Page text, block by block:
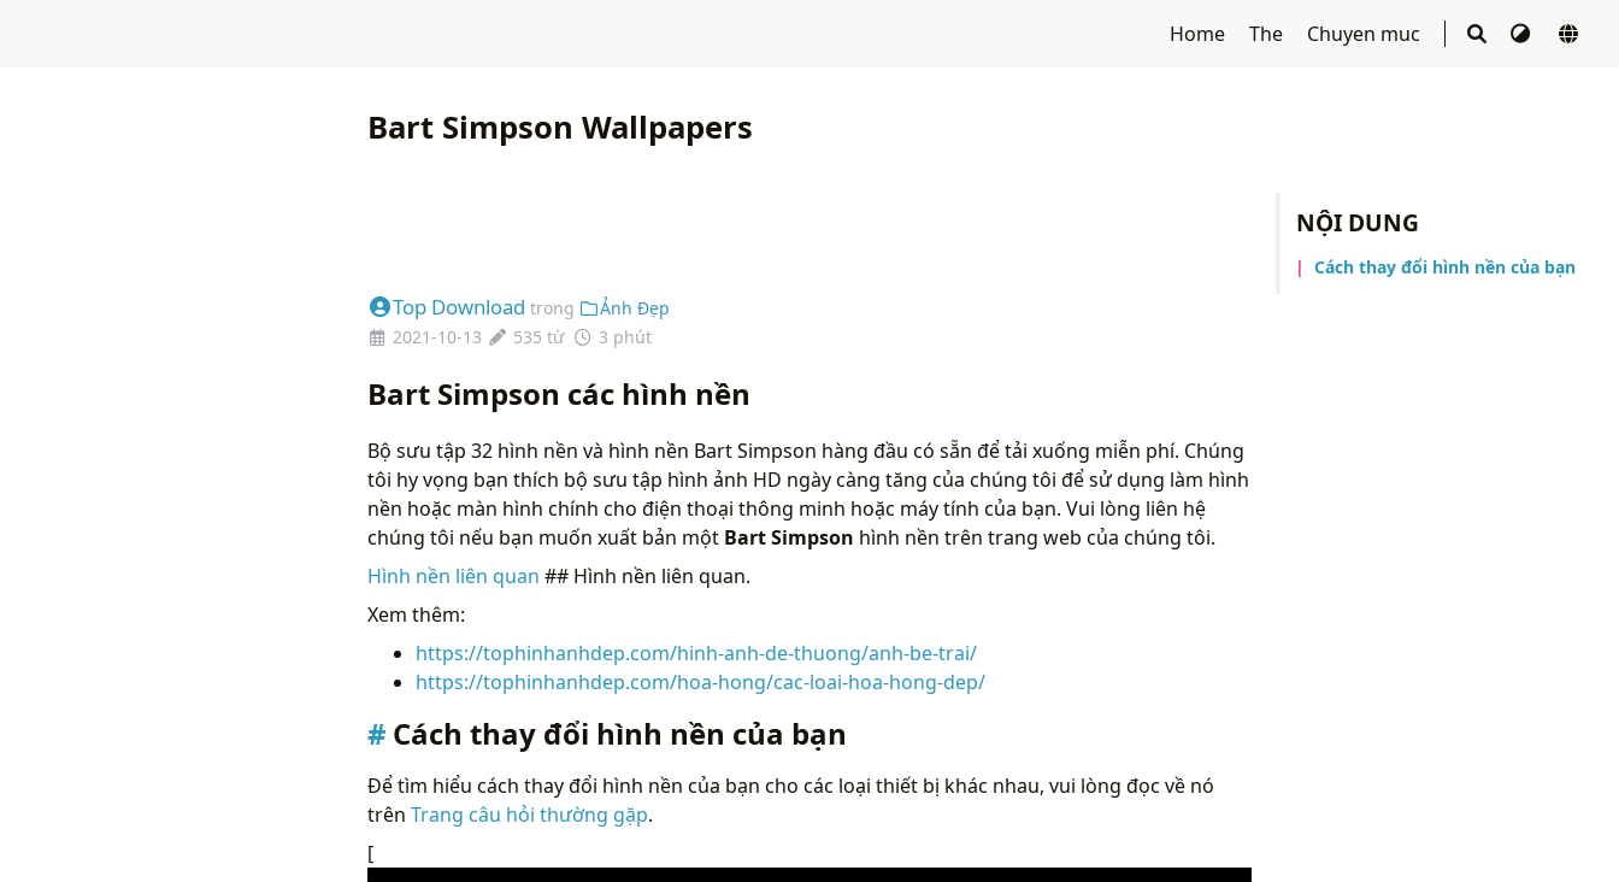
Home The Chuyen muc
NỘI DUNG
Cách thay đổi hình nền của bạn
Bart Simpson Wallpapers
Top Download trong
Ảnh Đẹp
2021-10-13
535 từ 3 phút
Bart Simpson các hình nền
Bộ sưu tập 32 hình nền và hình nền Bart Simpson hàng đầu có sẵn để tải xuống miễn phí. Chúng
tôi hy vọng bạn thích bộ sưu tập hình ảnh HD ngày càng tăng của chúng tôi để sử dụng làm hình
nền hoặc màn hình chính cho điện thoại thông minh hoặc máy tính của bạn. Vui lòng liên hệ
chúng tôi nếu bạn muốn xuất bản một Bart Simpson hình nền trên trang web của chúng tôi.
Hình nền liên quan ## Hình nền liên quan.
Xem thêm:
https://tophinhanhdep.com/hinh-anh-de-thuong/anh-be-trai/
https://tophinhanhdep.com/hoa-hong/cac-loai-hoa-hong-dep/
Cách thay đổi hình nền của bạn
Để tìm hiểu cách thay đổi hình nền của bạn cho các loại thiết bị khác nhau, vui lòng đọc về nó
trên Trang câu hỏi thường gặp.
[